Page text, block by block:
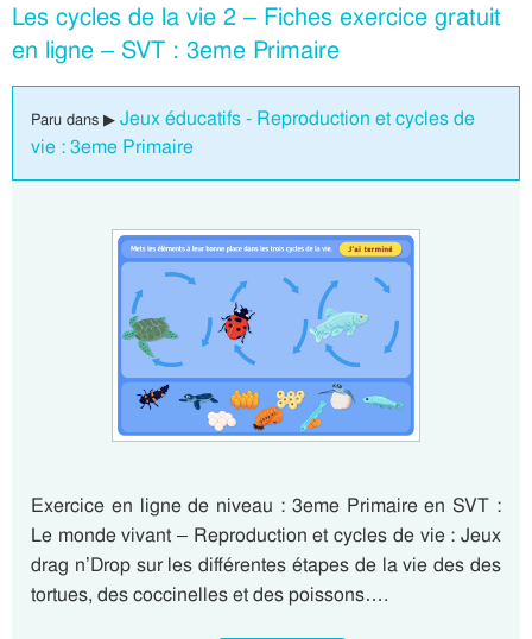
Les cycles de la vie 2 – Fiches exercice gratuit
en ligne – SVT : 3eme Primaire
Paru dans ▶ Jeux éducatifs - Reproduction et cycles de
vie : 3eme Primaire
Exercice en ligne de niveau : 3eme Primaire en SVT :
Le monde vivant – Reproduction et cycles de vie : Jeux
drag n’Drop sur les différentes étapes de la vie des des
tortues, des coccinelles et des poissons….